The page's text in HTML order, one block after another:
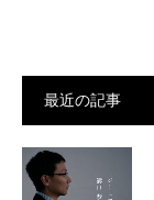
最近の記事